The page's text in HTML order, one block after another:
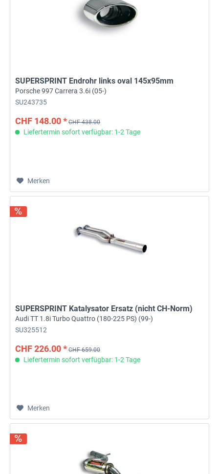
SUPERSPRINT Endrohr links oval 145x95mm
Porsche 997 Carrera 3.6i (05-)
SU243735
CHF 148.00 * CHF 438.00
Liefertermin sofort verfügbar: 1-2 Tage
Merken
SUPERSPRINT Katalysator Ersatz (nicht CH-Norm)
Audi TT 1.8i Turbo Quattro (180-225 PS) (99-)
SU325512
CHF 226.00 * CHF 659.00
Liefertermin sofort verfügbar: 1-2 Tage
Merken